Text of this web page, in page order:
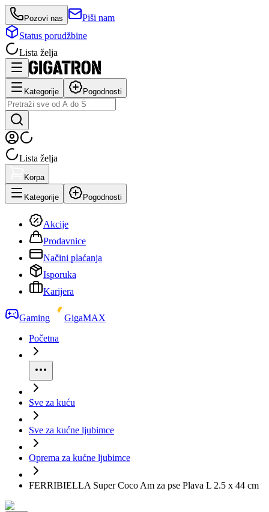
Pozovi nas
Piši nam
Status porudžbine
Lista želja
Kategorije Pogodnosti
Lista želja
Korpa
Kategorije Pogodnosti
Akcije
Prodavnice
Načini plaćanja
Isporuka
Karijera
Gaming
GigaMAX
Početna
Sve za kuću
Sve za kućne ljubimce
Oprema za kućne ljubimce
FERRIBIELLA Super Coco Am za pse Plava L 2.5 x 44 cm